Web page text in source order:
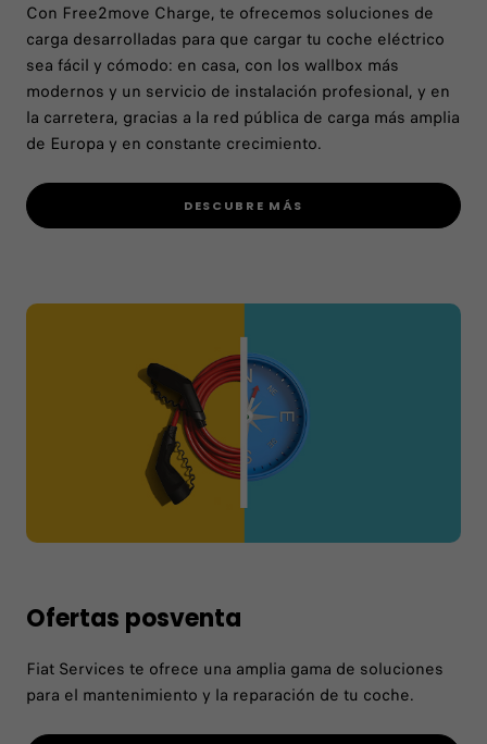
Con Free2move Charge, te ofrecemos soluciones de
carga desarrolladas para que cargar tu coche eléctrico
sea fácil y cómodo: en casa, con los wallbox más
modernos y un servicio de instalación profesional, y en
la carretera, gracias a la red pública de carga más amplia
de Europa y en constante crecimiento.
DESCUBRE MÁS
Ofertas posventa
Fiat Services te ofrece una amplia gama de soluciones
para el mantenimiento y la reparación de tu coche.